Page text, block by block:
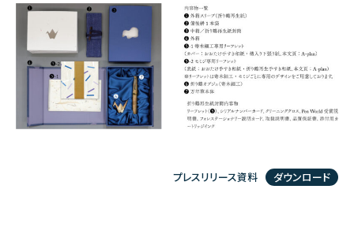
プレスリリース資料 ダウンロード